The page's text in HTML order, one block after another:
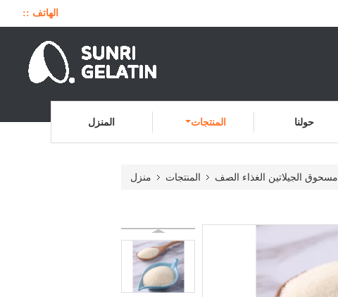
الهاتف ::
المنزل المنتجات حولنا
منزل المنتجات مسحوق الجيلاتين الغذاء الصف